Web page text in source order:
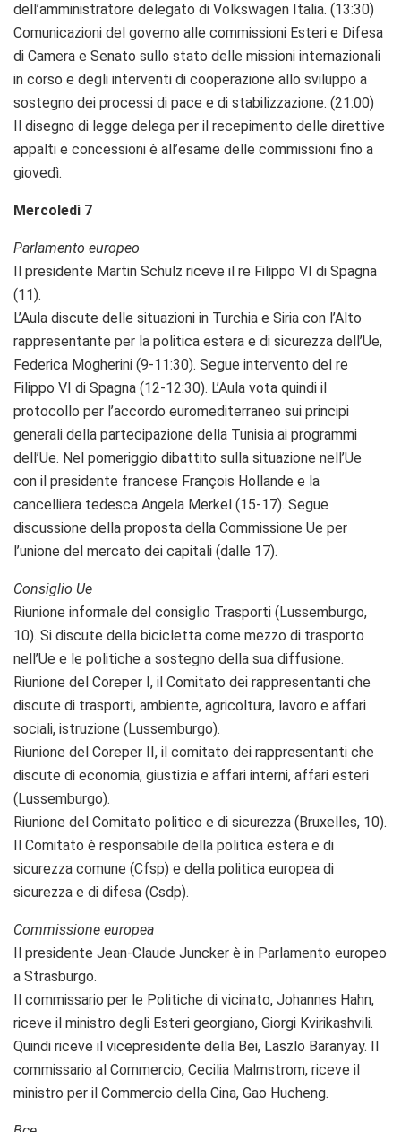
dell’amministratore delegato di Volkswagen Italia. (13:30)
Comunicazioni del governo alle commissioni Esteri e Difesa
di Camera e Senato sullo stato delle missioni internazionali
in corso e degli interventi di cooperazione allo sviluppo a
sostegno dei processi di pace e di stabilizzazione. (21:00)
Il disegno di legge delega per il recepimento delle direttive
appalti e concessioni è all’esame delle commissioni fino a
giovedì.
Mercoledì 7
Parlamento europeo
Il presidente Martin Schulz riceve il re Filippo VI di Spagna
(11).
L’Aula discute delle situazioni in Turchia e Siria con l’Alto
rappresentante per la politica estera e di sicurezza dell’Ue,
Federica Mogherini (9-11:30). Segue intervento del re
Filippo VI di Spagna (12-12:30). L’Aula vota quindi il
protocollo per l’accordo euromediterraneo sui principi
generali della partecipazione della Tunisia ai programmi
dell’Ue. Nel pomeriggio dibattito sulla situazione nell’Ue
con il presidente francese François Hollande e la
cancelliera tedesca Angela Merkel (15-17). Segue
discussione della proposta della Commissione Ue per
l’unione del mercato dei capitali (dalle 17).
Consiglio Ue
Riunione informale del consiglio Trasporti (Lussemburgo,
10). Si discute della bicicletta come mezzo di trasporto
nell’Ue e le politiche a sostegno della sua diffusione.
Riunione del Coreper I, il Comitato dei rappresentanti che
discute di trasporti, ambiente, agricoltura, lavoro e affari
sociali, istruzione (Lussemburgo).
Riunione del Coreper II, il comitato dei rappresentanti che
discute di economia, giustizia e affari interni, affari esteri
(Lussemburgo).
Riunione del Comitato politico e di sicurezza (Bruxelles, 10).
Il Comitato è responsabile della politica estera e di
sicurezza comune (Cfsp) e della politica europea di
sicurezza e di difesa (Csdp).
Commissione europea
Il presidente Jean-Claude Juncker è in Parlamento europeo
a Strasburgo.
Il commissario per le Politiche di vicinato, Johannes Hahn,
riceve il ministro degli Esteri georgiano, Giorgi Kvirikashvili.
Quindi riceve il vicepresidente della Bei, Laszlo Baranyay. Il
commissario al Commercio, Cecilia Malmstrom, riceve il
ministro per il Commercio della Cina, Gao Hucheng.